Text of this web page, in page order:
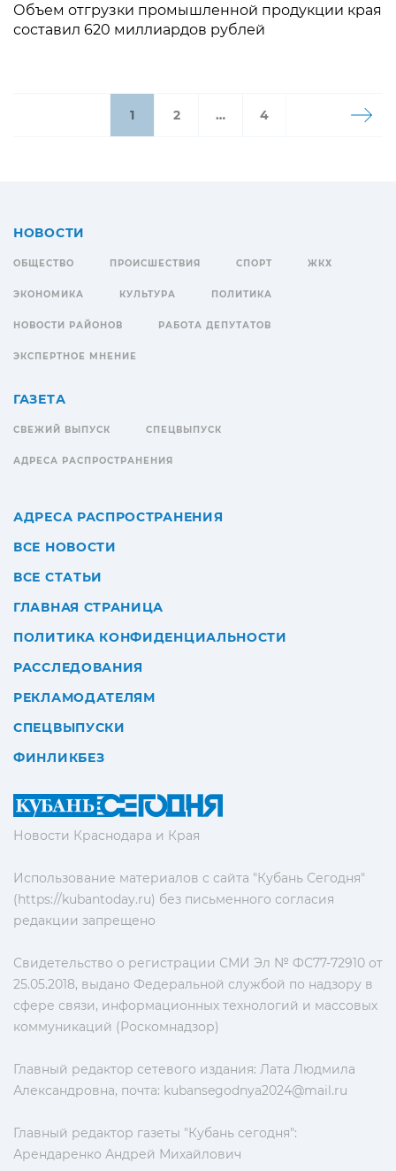
Объем отгрузки промышленной продукции края
составил 620 миллиардов рублей
1 2 … 4
Новости Краснодара и Края
Использование материалов с сайта "Кубань Сегодня"
(https://kubantoday.ru) без письменного согласия
редакции запрещено
Свидетельство о регистрации СМИ Эл № ФС77-72910 от
25.05.2018, выдано Федеральной службой по надзору в
сфере связи, информационных технологий и массовых
коммуникаций (Роскомнадзор)
Главный редактор сетевого издания: Лата Людмила
Александровна, почта: kubansegodnya2024@mail.ru
Главный редактор газеты "Кубань сегодня":
Арендаренко Андрей Михайлович
НОВОСТИ
ОБЩЕСТВО ПРОИСШЕСТВИЯ СПОРТ ЖКХ
ЭКОНОМИКА КУЛЬТУРА ПОЛИТИКА
НОВОСТИ РАЙОНОВ РАБОТА ДЕПУТАТОВ
ЭКСПЕРТНОЕ МНЕНИЕ
ГАЗЕТА
СВЕЖИЙ ВЫПУСК СПЕЦВЫПУСК
АДРЕСА РАСПРОСТРАНЕНИЯ
АДРЕСА РАСПРОСТРАНЕНИЯ
ВСЕ НОВОСТИ
ВСЕ СТАТЬИ
ГЛАВНАЯ СТРАНИЦА
ПОЛИТИКА КОНФИДЕНЦИАЛЬНОСТИ
РАССЛЕДОВАНИЯ
РЕКЛАМОДАТЕЛЯМ
СПЕЦВЫПУСКИ
ФИНЛИКБЕЗ